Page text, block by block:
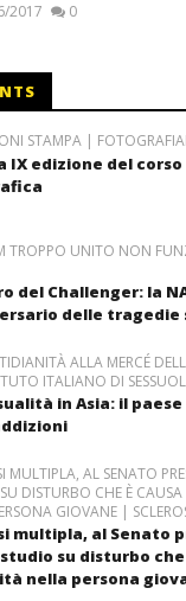
2017 0
STAMPA |
IX edizione del
TROPPO UNITO NON
del Challenger: la
delle tragedie
ALLA MERCÉ
ITALIANO DI
in Asia: il
MULTIPLA, AL SENATO
DISTURBO CHE È
GIOVANE |
multipla, al Senato
su disturbo
nella persona